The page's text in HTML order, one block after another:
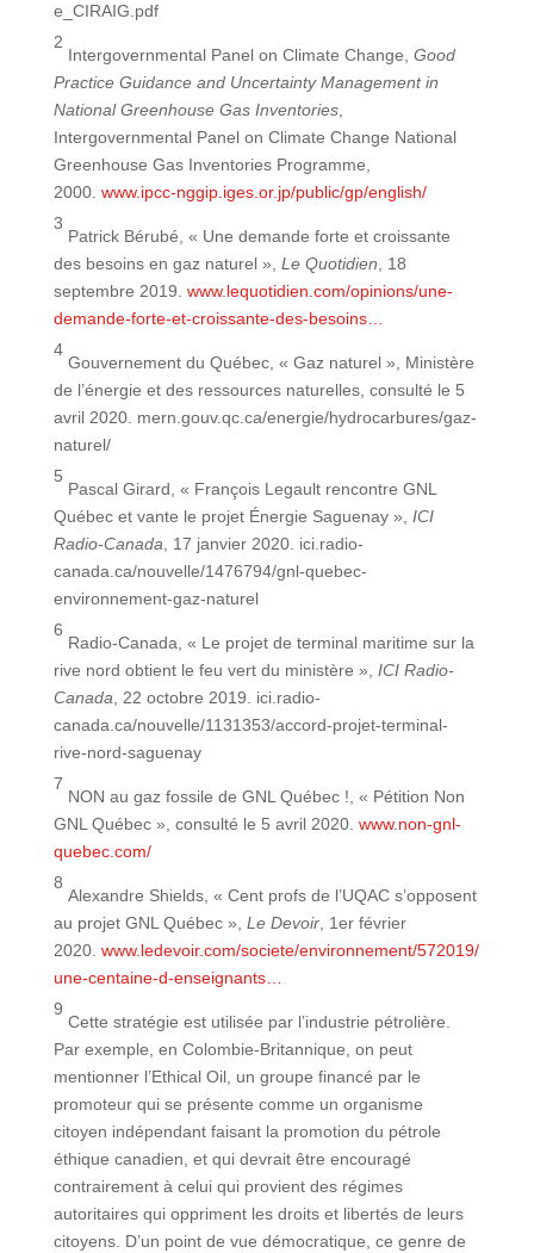
e_CIRAIG.pdf
2
Intergovernmental Panel on Climate Change, Good
Practice Guidance and Uncertainty Management in
National Greenhouse Gas Inventories,
Intergovernmental Panel on Climate Change National
Greenhouse Gas Inventories Programme,
2000. www.ipcc-nggip.iges.or.jp/public/gp/english/
3
Patrick Bérubé, « Une demande forte et croissante
des besoins en gaz naturel », Le Quotidien, 18
septembre 2019. www.lequotidien.com/opinions/une-
demande-forte-et-croissante-des-besoins…
4
Gouvernement du Québec, « Gaz naturel », Ministère
de l’énergie et des ressources naturelles, consulté le 5
avril 2020. mern.gouv.qc.ca/energie/hydrocarbures/gaz-
naturel/
5
Pascal Girard, « François Legault rencontre GNL
Québec et vante le projet Énergie Saguenay », ICI
Radio-Canada, 17 janvier 2020. ici.radio-
canada.ca/nouvelle/1476794/gnl-quebec-
environnement-gaz-naturel
6
Radio-Canada, « Le projet de terminal maritime sur la
rive nord obtient le feu vert du ministère », ICI Radio-
Canada, 22 octobre 2019. ici.radio-
canada.ca/nouvelle/1131353/accord-projet-terminal-
rive-nord-saguenay
7
NON au gaz fossile de GNL Québec !, « Pétition Non
GNL Québec », consulté le 5 avril 2020. www.non-gnl-
quebec.com/
8
Alexandre Shields, « Cent profs de l’UQAC s’opposent
au projet GNL Québec », Le Devoir, 1er février
2020. www.ledevoir.com/societe/environnement/572019/
une-centaine-d-enseignants…
9
Cette stratégie est utilisée par l’industrie pétrolière.
Par exemple, en Colombie-Britannique, on peut
mentionner l’Ethical Oil, un groupe financé par le
promoteur qui se présente comme un organisme
citoyen indépendant faisant la promotion du pétrole
éthique canadien, et qui devrait être encouragé
contrairement à celui qui provient des régimes
autoritaires qui oppriment les droits et libertés de leurs
citoyens. D’un point de vue démocratique, ce genre de